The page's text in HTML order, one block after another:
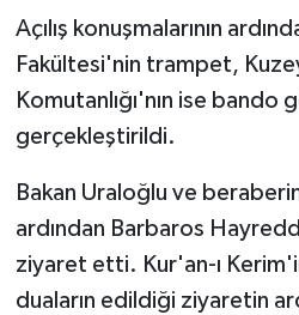
Açılış konuşmalarının
Fakültesi'nin trampet,
Komutanlığı'nın ise bando
gerçekleştirildi.
Bakan Uraloğlu ve
ardından Barbaros
ziyaret etti. Kur'an-ı
duaların edildiği ziyaretin